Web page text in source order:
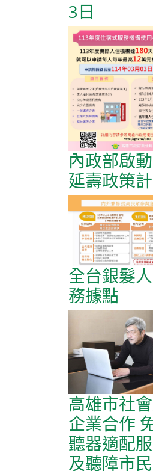
3日
內政部啟
延壽政策
全台銀髮
務據點
高雄市社
企業合作
聽器適配
及聽障市民